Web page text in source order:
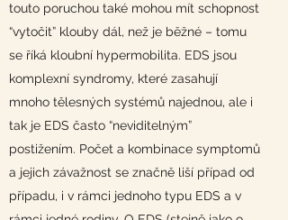
touto poruchou také mohou mít schopnost
“vytočit” klouby dál, než je běžné – tomu
se říká kloubní hypermobilita. EDS jsou
komplexní syndromy, které zasahují
mnoho tělesných systémů najednou, ale i
tak je EDS často “neviditelným”
postižením. Počet a kombinace symptomů
a jejich závažnost se značně liší případ od
případu, i v rámci jednoho typu EDS a v